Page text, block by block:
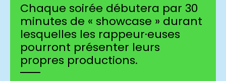
Chaque soirée débutera par 30
minutes de « showcase » durant
lesquelles les rappeur·euses
pourront présenter leurs
propres productions.